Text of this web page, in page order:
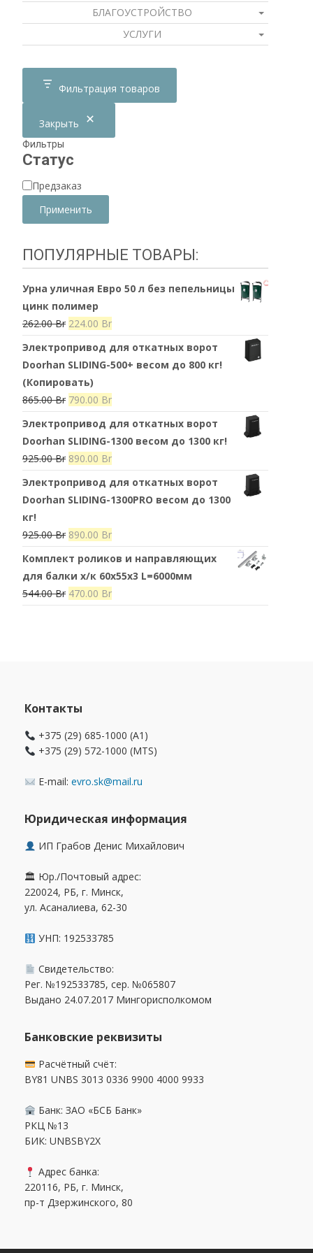
БЛАГОУСТРОЙСТВО
УСЛУГИ
Фильтрация товаров
Закрыть
Фильтры
Статус
Доступность
Предзаказ
Применить
ПОПУЛЯРНЫЕ ТОВАРЫ:
Урна уличная Евро 50 л без пепельницы
цинк полимер
262.00Br Первоначальная
224.00 BrТекущая
Электропривод для откатных ворот
Doorhan SLIDING-500+ весом до 800 кг!
(Копировать)
865.00Br Первоначальная
865.00 Br.
790.00 BrТекущая
Электропривод для откатных ворот
Doorhan SLIDING-1300 весом до 1300 кг!
925.00Br Первоначальная
890.00 BrТекущая
Электропривод для откатных ворот
Doorhan SLIDING-1300PRO весом до 1300
кг!
925.00Br Первоначальная
925.00 Br.
890.00 BrТекущая
Комплект роликов и направляющих
для балки х/к 60х55х3 L=6000мм
544.00Br Первоначальная
470.00 BrТекущая
Контакты
+375 (29) 685-1000 (A1)
+375 (29) 572-1000 (MTS)
E-mail: evro.sk@mail.ru
Юридическая информация
ИП Грабов Денис Михайлович
🏛 Юр./Почтовый адрес:
220024, РБ, г. Минск,
ул. Асаналиева, 62-30
УНП: 192533785
Свидетельство:
Рег. №192533785, сер. №065807
Выдано 24.07.2017 Мингорисполкомом
Банковские реквизиты
Расчётный счёт:
BY81 UNBS 3013 0336 9900 4000 9933
Банк: ЗАО «БСБ Банк»
РКЦ №13
БИК: UNBSBY2X
Адрес банка:
220116, РБ, г. Минск,
пр-т Дзержинского, 80